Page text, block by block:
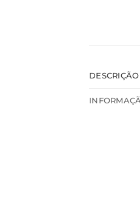
DESCRIÇÃO